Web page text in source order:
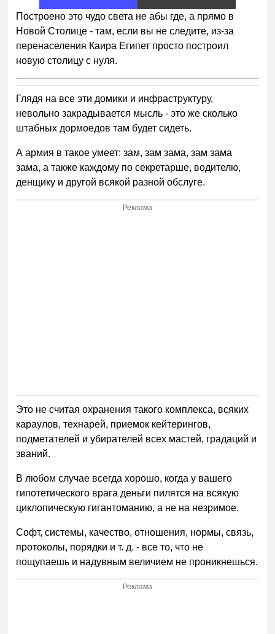
2
Построено это чудо света не абы где, а прямо в
Новой Столице - там, если вы не следите, из-за
перенаселения Каира Египет просто построил
новую столицу с нуля.
Глядя на все эти домики и инфраструктуру,
невольно закрадывается мысль - это же сколько
штабных дормоедов там будет сидеть.
А армия в такое умеет: зам, зам зама, зам зама
зама, а также каждому по секретарше, водителю,
денщику и другой всякой разной обслуге.
Реклама
Это не считая охранения такого комплекса, всяких
караулов, технарей, приемок кейтерингов,
подметателей и убирателей всех мастей, градаций и
званий.
В любом случае всегда хорошо, когда у вашего
гипотетического врага деньги пилятся на всякую
циклопическую гигантоманию, а не на незримое.
Софт, системы, качество, отношения, нормы, связь,
протоколы, порядки и т. д. - все то, что не
пощупаешь и надувным величием не проникнешься.
Реклама